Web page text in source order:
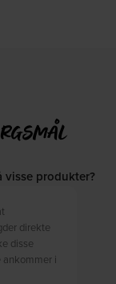
produkter?
direkte
disse
ankommer i